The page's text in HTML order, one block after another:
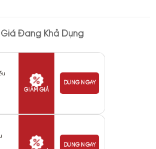
Đang Khả Dụng
GIẢM GIÁ
DÙNG NGAY
DÙNG NGAY